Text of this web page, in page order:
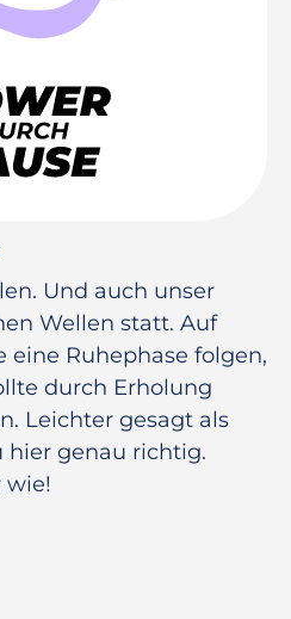
Und auch unser
Wellen statt. Auf
eine Ruhephase folgen,
durch Erholung
Leichter gesagt als
hier genau richtig.
wie!